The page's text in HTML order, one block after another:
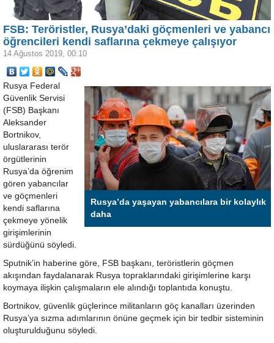
FSB: Teröristler, Rusya’daki göçmenleri ve yabancı
öğrencileri kendi saflarına çekmeye çalışıyor
14 Ağustos 2019, 00:10
Rusya’da yaşayan yabancılara bir kolaylık
daha
Rusya Federal
Güvenlik Servisi
(FSB) Başkanı
Aleksander
Bortnikov,
uluslararası terör
örgütlerinin
Rusya’da öğrenim
gören yabancılar
ve göçmenleri
kendi saflarına
çekmeye yönelik
girişimlerinin
sürdüğünü söyledi.
Sputnik’in haberine göre, FSB başkanı, teröristlerin göçmen
akışından faydalanarak Rusya topraklarındaki girişimlerine karşı
koymaya ilişkin çalışmaların ele alındığı toplantıda konuştu.
Bortnikov, güvenlik güçlerince militanların göç kanalları üzerinden
Rusya’ya sızma adımlarının önüne geçmek için bir tedbir sisteminin
oluşturulduğunu söyledi.